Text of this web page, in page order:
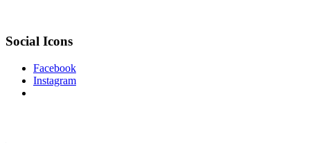
Social Icons
Facebook
Instagram